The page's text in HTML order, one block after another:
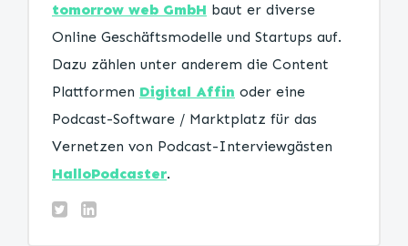
tomorrow web GmbH baut er diverse
Online Geschäftsmodelle und Startups auf.
Dazu zählen unter anderem die Content
Plattformen Digital Affin oder eine
Podcast-Software / Marktplatz für das
Vernetzen von Podcast-Interviewgästen
HalloPodcaster.